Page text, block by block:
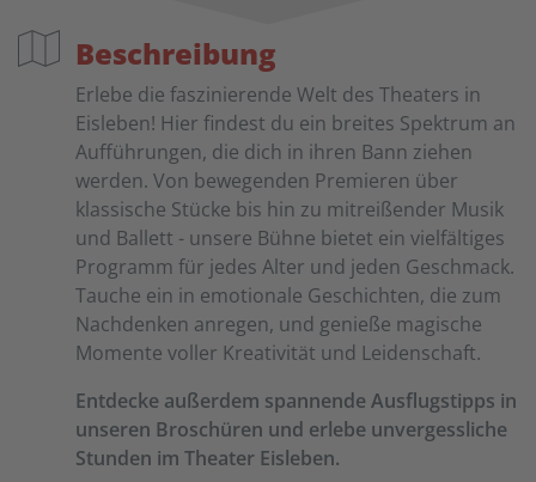
Beschreibung
Erlebe die faszinierende Welt des Theaters in
Eisleben! Hier findest du ein breites Spektrum an
Aufführungen, die dich in ihren Bann ziehen
werden. Von bewegenden Premieren über
klassische Stücke bis hin zu mitreißender Musik
und Ballett - unsere Bühne bietet ein vielfältiges
Programm für jedes Alter und jeden Geschmack.
Tauche ein in emotionale Geschichten, die zum
Nachdenken anregen, und genieße magische
Momente voller Kreativität und Leidenschaft.
Entdecke außerdem spannende Ausflugstipps in
unseren Broschüren und erlebe unvergessliche
Stunden im Theater Eisleben.